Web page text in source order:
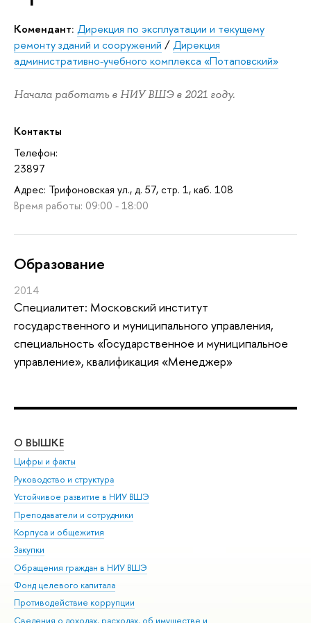
комендант: Дирекция по эксплуатации и текущему
ремонту зданий и сооружений /Дирекция
административно-учебного комплекса «Потаповский»
Начала работать в НИУ ВШЭ в 2021 году.
Контакты
Телефон:
23897
Адрес: Трифоновская ул., д. 57, стр. 1, каб. 108
Время работы: 09:00 - 18:00
Oбразование
2014
Специалитет: Московский институт
государственного и муниципального управления,
специальность «Государственное и муниципальное
управление», квалификация «Менеджер»
О ВЫШКЕ
Цифры и факты
Руководство и структура
Устойчивое развитие в НИУ ВШЭ
Преподаватели и сотрудники
Корпуса и общежития
Закупки
Обращения граждан в НИУ ВШЭ
Фонд целевого капитала
Противодействие коррупции
Сведения о доходах, расходах, об имуществе и